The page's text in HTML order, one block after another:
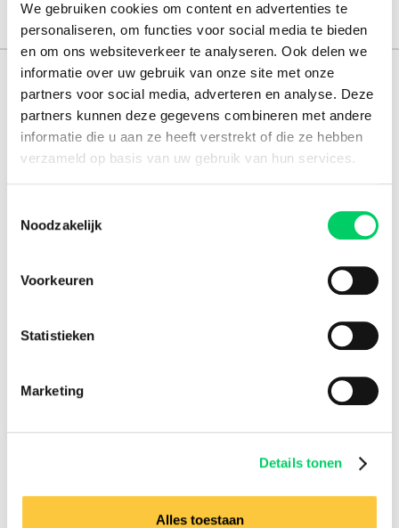
We gebruiken cookies om content en advertenties te
personaliseren, om functies voor social media te bieden
en om ons websiteverkeer te analyseren. Ook delen we
informatie over uw gebruik van onze site met onze
partners voor social media, adverteren en analyse. Deze
partners kunnen deze gegevens combineren met andere
informatie die u aan ze heeft verstrekt of die ze hebben
verzameld op basis van uw gebruik van hun services.
Noodzakelijk
Voorkeuren
Statistieken
Marketing
Details tonen
Alles toestaan
165.000 reizigers+
16 jaar ervaring
8,8 uit onze reviews
Over ons
Partners
Informatie